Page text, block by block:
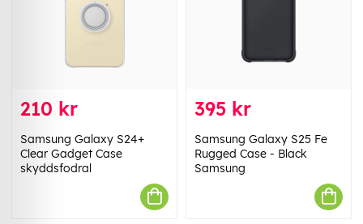
210 kr
Samsung Galaxy S24+
Clear Gadget Case
skyddsfodral
395 kr
Samsung Galaxy S25 Fe
Rugged Case - Black
Samsung